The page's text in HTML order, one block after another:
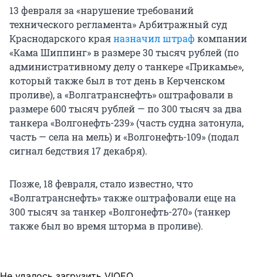
13 февраля за «нарушение требований
технического регламента» Арбитражный суд
Краснодарского краяназначил штраф компании
«Кама Шиппинг» в размере 30 тысяч рублей (по
административному делу о танкере «Прикамье»,
который также был в тот день в Керченском
проливе), а «Волгатранснефть» оштрафовали в
размере 600 тысяч рублей — по 300 тысяч за два
танкера «Волгонефть-239» (часть судна затонула,
часть — села на мель) и «Волгонефть-109» (подал
сигнал бедствия 17 декабря).
Позже, 18 февраля, стало известно, что
«Волгатранснефть» также оштрафовали еще на
300 тысяч за танкер «Волгонефть-270» (танкер
также был во время шторма в проливе).